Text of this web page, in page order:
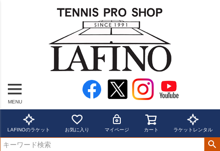
MENU
LAFINOのラケット お気に入り マイページ カート ラケットレンタル